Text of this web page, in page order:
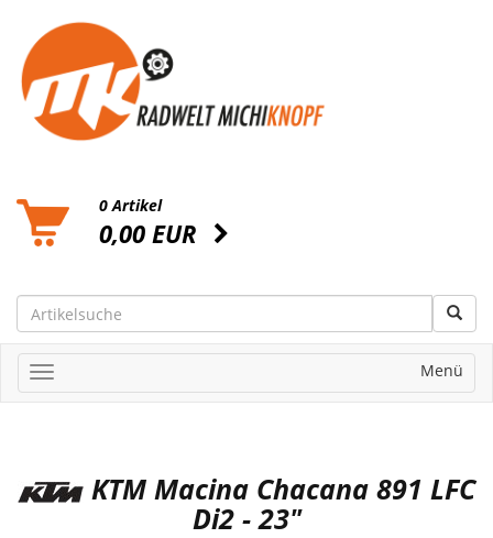
0 Artikel
0,00 EUR
Menü
KTM Macina Chacana 891 LFC
Di2 - 23"